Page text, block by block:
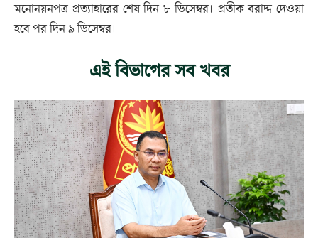
মনোনয়নপত্র প্রত্যাহারের শেষ দিন ৮ ডিসেম্বর। প্রতীক বরাদ্দ দেওয়া
হবে পর দিন ৯ ডিসেম্বর।
এই বিভাগের সব খবর